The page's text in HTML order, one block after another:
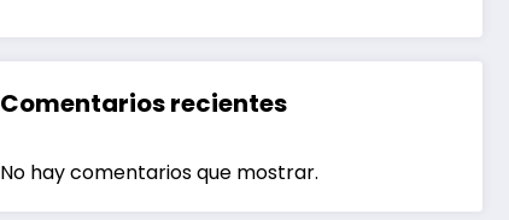
Comentarios recientes
No hay comentarios que mostrar.